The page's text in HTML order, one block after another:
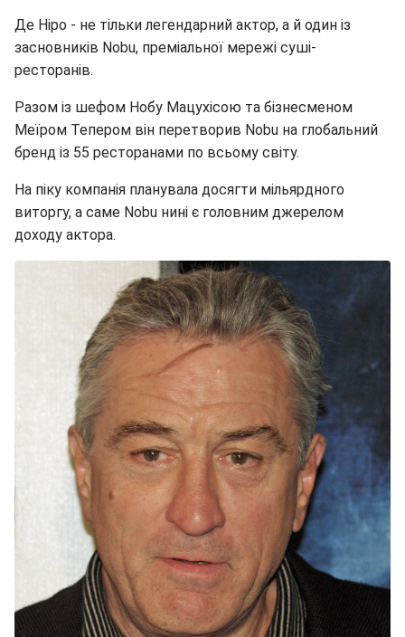
Де Ніро - не тільки легендарний актор, а й один із
засновників Nobu, преміальної мережі суші-
ресторанів.
Разом із шефом Нобу Мацухісою та бізнесменом
Меїром Тепером він перетворив Nobu на глобальний
бренд із 55 ресторанами по всьому світу.
На піку компанія планувала досягти мільярдного
виторгу, а саме Nobu нині є головним джерелом
доходу актора.